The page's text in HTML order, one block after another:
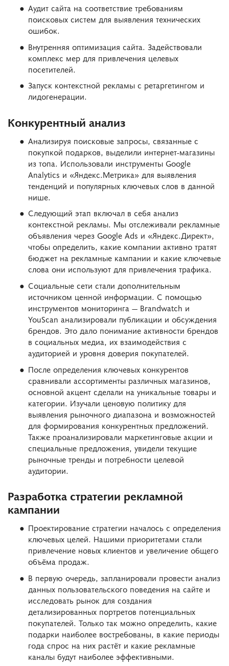
Аудит сайта на соответствие требованиям
поисковых систем для выявления технических
ошибок.
Внутренняя оптимизация сайта. Задействовали
комплекс мер для привлечения целевых
посетителей.
Запуск контекстной рекламы с ретаргетингом и
лидогенерации.
Конкурентный анализ
Анализируя поисковые запросы, связанные с
покупкой подарков, выделили интернет-магазины
из топа. Использовали инструменты Google
Analytics и «Яндекс.Метрика» для выявления
тенденций и популярных ключевых слов в данной
нише.
Следующий этап включал в себя анализ
контекстной рекламы. Мы отслеживали рекламные
объявления через Google Ads и «Яндекс.Директ»,
чтобы определить, какие компании активно тратят
бюджет на рекламные кампании и какие ключевые
слова они используют для привлечения трафика.
Социальные сети стали дополнительным
источником ценной информации. С помощью
инструментов мониторинга — Brandwatch и
YouScan анализировали публикации и обсуждения
брендов. Это дало понимание активности брендов
в социальных медиа, их взаимодействия с
аудиторией и уровня доверия покупателей.
После определения ключевых конкурентов
сравнивали ассортименты различных магазинов,
основной акцент сделали на уникальные товары и
категории. Изучали ценовую политику для
выявления рыночного диапазона и возможностей
для формирования конкурентных предложений.
Также проанализировали маркетинговые акции и
специальные предложения, увидели текущие
рыночные тренды и потребности целевой
аудитории.
Разработка стратегии рекламной
кампании
Проектирование стратегии началось с определения
ключевых целей. Нашими приоритетами стали
привлечение новых клиентов и увеличение общего
объёма продаж.
В первую очередь, запланировали провести анализ
данных пользовательского поведения на сайте и
исследовать рынок для создания
детализированных портретов потенциальных
покупателей. Только так можно определить, какие
подарки наиболее востребованы, в какие периоды
года спрос на них растёт и какие рекламные
каналы будут наиболее эффективными.